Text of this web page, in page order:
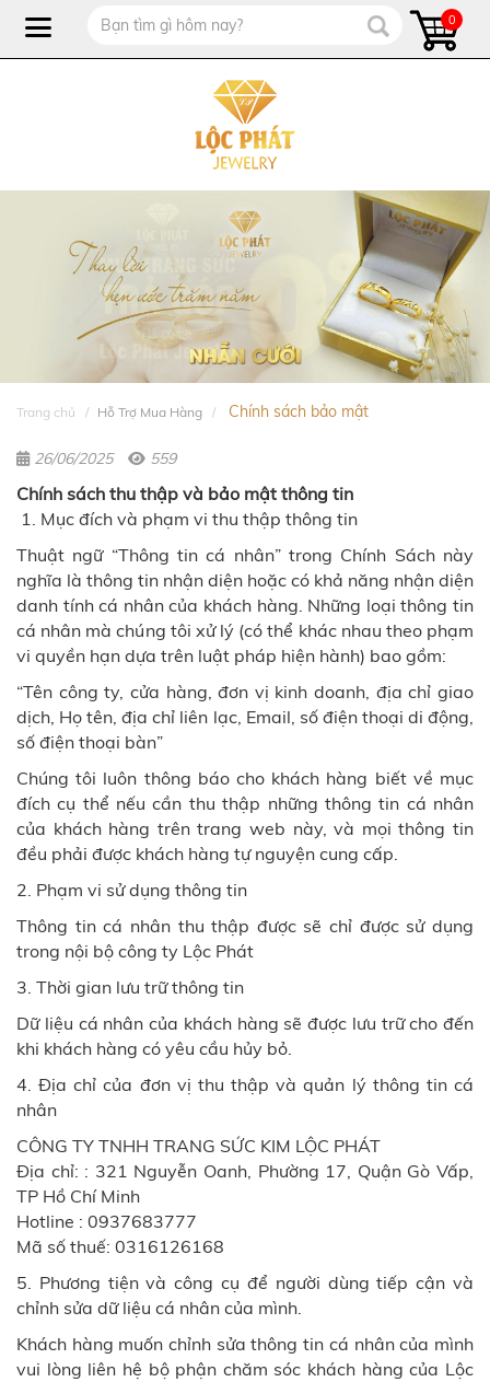
0
Trang chủ Hỗ Trợ Mua Hàng Chính sách bảo mật
26/06/2025 559
Chính sách thu thập và bảo mật thông tin
1. Mục đích và phạm vi thu thập thông tin
Thuật ngữ “Thông tin cá nhân” trong Chính Sách này
nghĩa là thông tin nhận diện hoặc có khả năng nhận diện
danh tính cá nhân của khách hàng. Những loại thông tin
cá nhân mà chúng tôi xử lý (có thể khác nhau theo phạm
vi quyền hạn dựa trên luật pháp hiện hành) bao gồm:
“Tên công ty, cửa hàng, đơn vị kinh doanh, địa chỉ giao
dịch, Họ tên, địa chỉ liên lạc, Email, số điện thoại di động,
số điện thoại bàn”
Chúng tôi luôn thông báo cho khách hàng biết về mục
đích cụ thể nếu cần thu thập những thông tin cá nhân
của khách hàng trên trang web này, và mọi thông tin
đều phải được khách hàng tự nguyện cung cấp.
2. Phạm vi sử dụng thông tin
Thông tin cá nhân thu thập được sẽ chỉ được sử dụng
trong nội bộ công ty Lộc Phát
3. Thời gian lưu trữ thông tin
Dữ liệu cá nhân của khách hàng sẽ được lưu trữ cho đến
khi khách hàng có yêu cầu hủy bỏ.
4. Địa chỉ của đơn vị thu thập và quản lý thông tin cá
nhân
CÔNG TY TNHH TRANG SỨC KIM LỘC PHÁT
Địa chỉ: : 321 Nguyễn Oanh, Phường 17, Quận Gò Vấp,
TP Hồ Chí Minh
Hotline : 0937683777
Mã số thuế: 0316126168
5. Phương tiện và công cụ để người dùng tiếp cận và
chỉnh sửa dữ liệu cá nhân của mình.
Khách hàng muốn chỉnh sửa thông tin cá nhân của mình
vui lòng liên hệ bộ phận chăm sóc khách hàng của Lộc